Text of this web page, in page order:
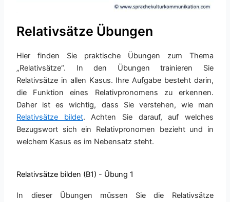
Relativsätze Übungen
Hier finden Sie praktische Übungen zum Thema
„Relativsätze“. In den Übungen trainieren Sie
Relativsätze in allen Kasus. Ihre Aufgabe besteht darin,
die Funktion eines Relativpronomens zu erkennen.
Daher ist es wichtig, dass Sie verstehen, wie man
Relativsätze bildet. Achten Sie darauf, auf welches
Bezugswort sich ein Relativpronomen bezieht und in
welchem Kasus es im Nebensatz steht.
Relativsätze bilden (B1) - Übung 1
In dieser Übungen müssen Sie die Relativsätze